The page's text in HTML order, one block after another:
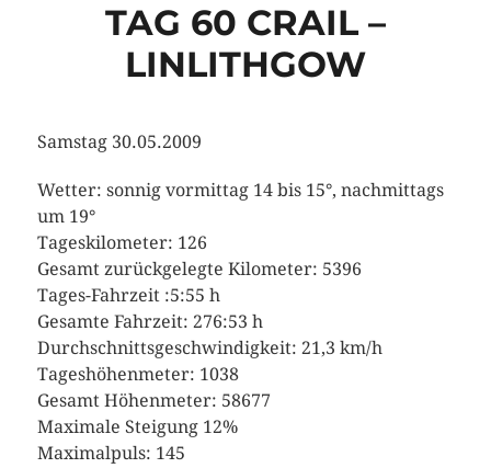
TAG 60 CRAIL –
LINLITHGOW
Samstag 30.05.2009
Wetter: sonnig vormittag 14 bis 15°, nachmittags
um 19°
Tageskilometer: 126
Gesamt zurückgelegte Kilometer: 5396
Tages-Fahrzeit :5:55 h
Gesamte Fahrzeit: 276:53 h
Durchschnittsgeschwindigkeit: 21,3 km/h
Tageshöhenmeter: 1038
Gesamt Höhenmeter: 58677
Maximale Steigung 12%
Maximalpuls: 145